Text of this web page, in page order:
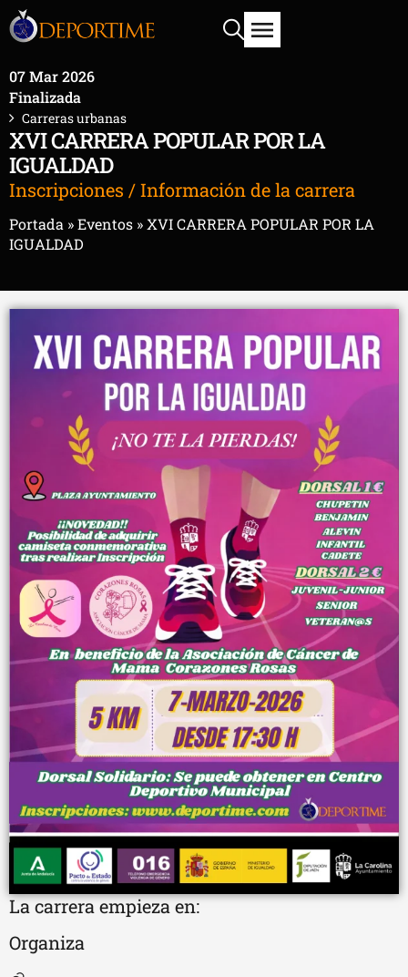
07 Mar 2026
Finalizada
Carreras urbanas
XVI CARRERA POPULAR POR LA
IGUALDAD
Inscripciones / Información de la carrera
Portada »Eventos » XVI CARRERA POPULAR POR LA
IGUALDAD
La carrera empieza en:
Organiza